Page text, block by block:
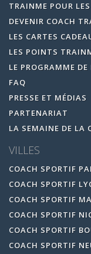
TRAINME POUR
DEVENIR COACH
LES CARTES
LES POINTS
LE PROGRAMME
FAQ
PRESSE ET MÉDIAS
PARTENARIAT
LA SEMAINE DE LA
VILLES
COACH SPORTIF
COACH SPORTIF
COACH SPORTIF
COACH SPORTIF
COACH SPORTIF
COACH SPORTIF